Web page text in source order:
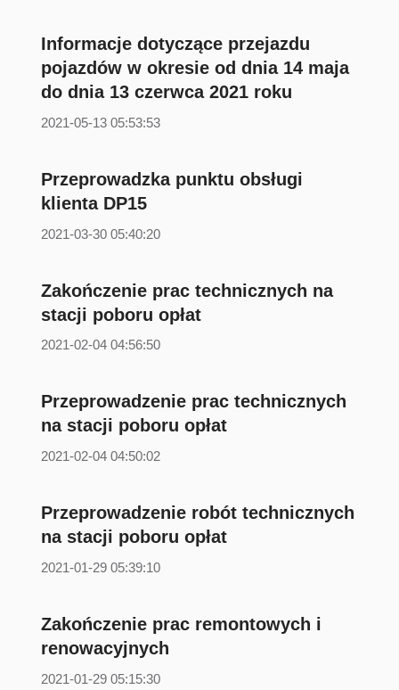
Informacje dotyczące przejazdu
pojazdów w okresie od dnia 14 maja
do dnia 13 czerwca 2021 roku
2021-05-13 05:53:53
Przeprowadzka punktu obsługi
klienta DP15
2021-03-30 05:40:20
Zakończenie prac technicznych na
stacji poboru opłat
2021-02-04 04:56:50
Przeprowadzenie prac technicznych
na stacji poboru opłat
2021-02-04 04:50:02
Przeprowadzenie robót technicznych
na stacji poboru opłat
2021-01-29 05:39:10
Zakończenie prac remontowych i
renowacyjnych
2021-01-29 05:15:30